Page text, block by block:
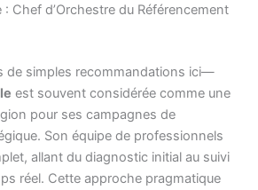
Chef d’Orchestre du Référencement
de simples recommandations ici—
est souvent considérée comme une
pour ses campagnes de
Son équipe de professionnels
allant du diagnostic initial au suivi
réel. Cette approche pragmatique